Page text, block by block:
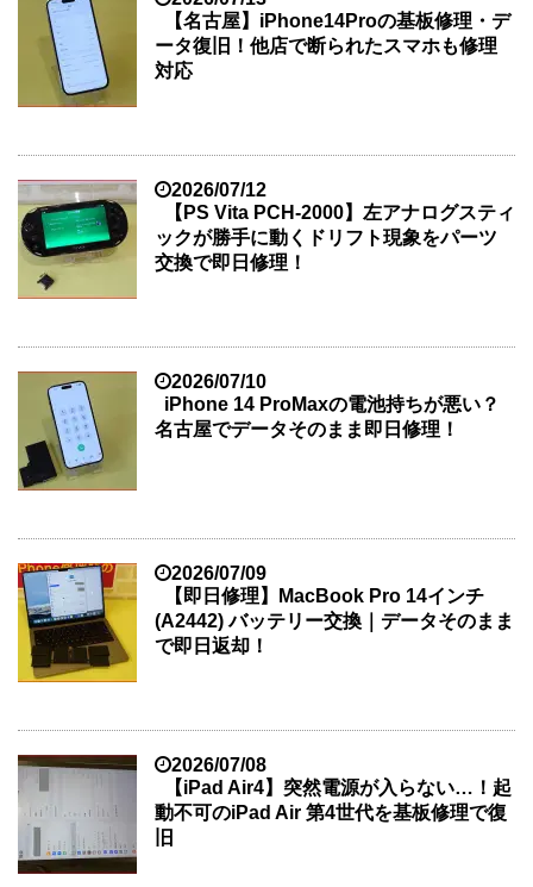
【名古屋】iPhone14Proの基板修理・デ
ータ復旧！他店で断られたスマホも修理
対応
2026/07/12
【PS Vita PCH-2000】左アナログスティ
ックが勝手に動くドリフト現象をパーツ
交換で即日修理！
2026/07/10
iPhone 14 ProMaxの電池持ちが悪い？
名古屋でデータそのまま即日修理！
2026/07/09
【即日修理】MacBook Pro 14インチ
(A2442) バッテリー交換｜データそのまま
で即日返却！
2026/07/08
【iPad Air4】突然電源が入らない…！起
動不可のiPad Air 第4世代を基板修理で復
旧